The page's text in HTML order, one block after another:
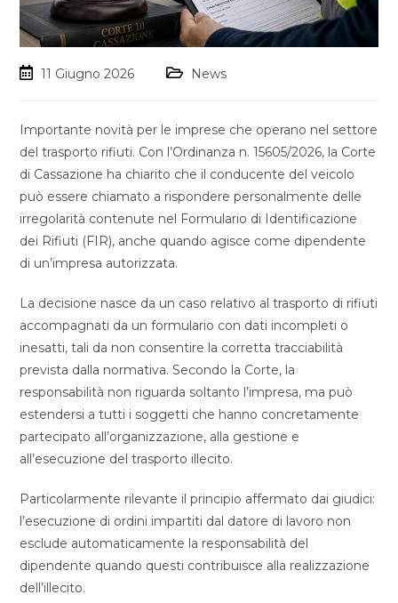
11 Giugno 2026 News
Importante novità per le imprese che operano nel settore
del trasporto rifiuti. Con l’Ordinanza n. 15605/2026, la Corte
di Cassazione ha chiarito che il conducente del veicolo
può essere chiamato a rispondere personalmente delle
irregolarità contenute nel Formulario di Identificazione
dei Rifiuti (FIR), anche quando agisce come dipendente
di un’impresa autorizzata.
La decisione nasce da un caso relativo al trasporto di rifiuti
accompagnati da un formulario con dati incompleti o
inesatti, tali da non consentire la corretta tracciabilità
prevista dalla normativa. Secondo la Corte, la
responsabilità non riguarda soltanto l’impresa, ma può
estendersi a tutti i soggetti che hanno concretamente
partecipato all’organizzazione, alla gestione e
all’esecuzione del trasporto illecito.
Particolarmente rilevante il principio affermato dai giudici:
l’esecuzione di ordini impartiti dal datore di lavoro non
esclude automaticamente la responsabilità del
dipendente quando questi contribuisce alla realizzazione
dell’illecito.